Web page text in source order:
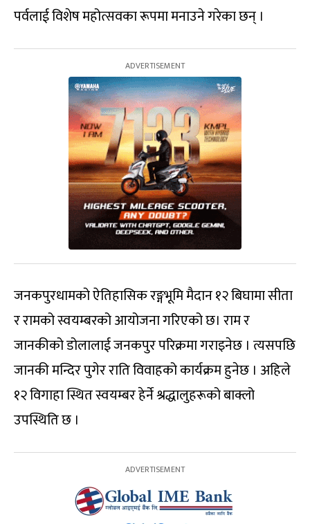
पर्वलाई विशेष महोत्सवका रूपमा मनाउने गरेका छन् ।
जनकपुरधामको ऐतिहासिक रङ्गभूमि मैदान १२ बिघामा सीता
र रामको स्वयम्बरको आयोजना गरिएको छ। राम र
जानकीको डोलालाई जनकपुर परिक्रमा गराइनेछ । त्यसपछि
जानकी मन्दिर पुगेर राति विवाहको कार्यक्रम हुनेछ । अहिले
१२ विगाहा स्थित स्वयम्बर हेर्ने श्रद्धालुहरूको बाक्लो
उपस्थिति छ ।